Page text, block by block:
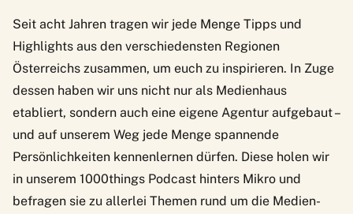
Seit acht Jahren tragen wir jede Menge Tipps und
Highlights aus den verschiedensten Regionen
Österreichs zusammen, um euch zu inspirieren. In Zuge
dessen haben wir uns nicht nur als Medienhaus
etabliert, sondern auch eine eigene Agentur aufgebaut –
und auf unserem Weg jede Menge spannende
Persönlichkeiten kennenlernen dürfen. Diese holen wir
in unserem 1000things Podcast hinters Mikro und
befragen sie zu allerlei Themen rund um die Medien-